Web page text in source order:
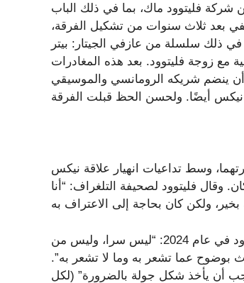
شركة فليتوود ماك، بما في ذلك الباب
بعد ثلاث سنوات من تشكيل الفرقة،
ذلك سلسلة من عازفي الجيتار: بيتر
مع زوجة فليتوود. بعد هذه المغادرات
ينضم شريكه الرومانسي والموسيقي
وسط تداعيات انهيار علاقة نيكس
وقال فليتوود لصحيفة التلغراف: “أنا
وفي معرض تأمله لحالة علاقة العمل بين الزوجين السابقين، قال فليتوود في عام 2024: “ليس سرا، وليس من
بوضوح عما تشعر به وما لا تشعر به”.
أن يأخذ شكل جولة بالضرورة” (لكل